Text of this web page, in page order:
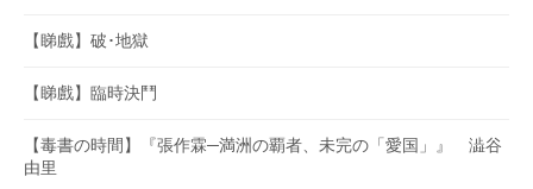
【睇戲】破･地獄
【睇戲】臨時決鬥
【毒書の時間】『張作霖─満洲の覇者、未完の「愛国」』 澁谷
由里